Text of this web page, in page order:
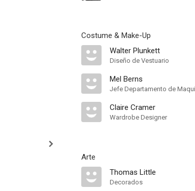
Costume & Make-Up
Walter Plunkett
Diseño de Vestuario
Mel Berns
Jefe Departamento de
Claire Cramer
Wardrobe Designer
Arte
Thomas Little
Decorados